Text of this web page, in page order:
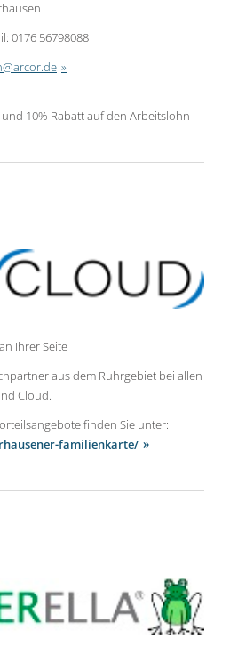
0176 56798088
10% Rabatt auf den Arbeitslohn
Ihrer Seite
aus dem Ruhrgebiet bei allen
Cloud.
finden Sie unter:
familienkarte/